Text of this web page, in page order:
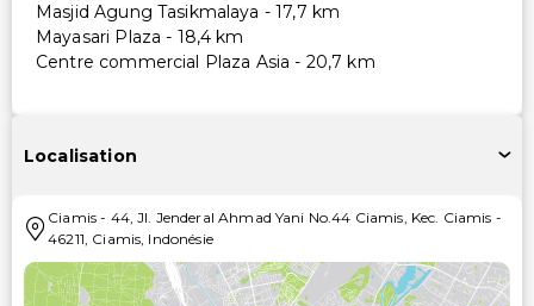
Masjid Agung Tasikmalaya - 17,7 km
Mayasari Plaza - 18,4 km
Centre commercial Plaza Asia - 20,7 km
Localisation
Ciamis - 44, Jl. Jenderal Ahmad Yani No.44 Ciamis, Kec. Ciamis -
46211, Ciamis, Indonésie